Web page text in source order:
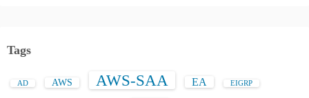
Tags
AD AWS AWS-SAA EA EIGRP